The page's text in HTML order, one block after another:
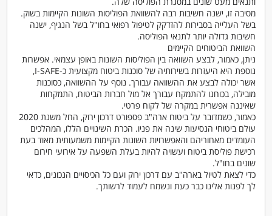
מסיבה זו, ישנה חשיבות רבה להשוואת הפוליסות השונות הקיימות בשוק.
בשל העלייה בסבירות להזדקק לטיפול רפואי בחו"ל בשל הנגיף, ישנה
חשיבות גדולה יותר לתנאי הפוליסה.
השוואת הביטוחים הקיימים
ניתן, כאמור, לבצע השוואה בין הפוליסות השונות באופן עצמאי. אפשרות
נוספת היא היעזרות בשירותיה של סוכנות ביטוח מקצועית כ-I-SAFE,
אשר יכולה לבצע את ההשוואה עבורך. נוסף על ההשוואה, כסוכנות
מובילה, בכוחנו להתמקח עבורך אל מול חברות הביטוח, התמקחות
שאיננה אפשרית במקרה של לקוח פרטי.
כאמור, כשמדובר על ביטוח ארה"ב פספורט דרכון ירוק, החל משנת 2020
עולם ביטוחי הנסיעות שינה את פניו. הכרת השינויים הללו, המהלכים
העומדים מאחוריהם והאפשרויות השונות הקיימות משמעותית מאוד בעת
רכישת פוליסת ביטוח ועשויה להיות בעלת השפעה על אירועי חירום
שונים בחו"ל.
כדי לצאת לטיול בארה"ב עם דרכון ירוק ועם כל הכיסויים הנכונים, כדאי
לך לפנות אלינו כבר כעת ונשמח לעמוד לרשותך.